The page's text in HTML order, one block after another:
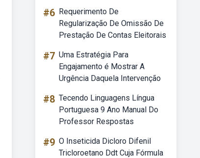
#6 Requerimento De
Regularização De Omissão De
Prestação De Contas Eleitorais
#7 Uma Estratégia Para
Engajamento é Mostrar A
Urgência Daquela Intervenção
#8 Tecendo Linguagens Língua
Portuguesa 9 Ano Manual Do
Professor Respostas
#9 O Inseticida Dicloro Difenil
Tricloroetano Ddt Cuja Fórmula